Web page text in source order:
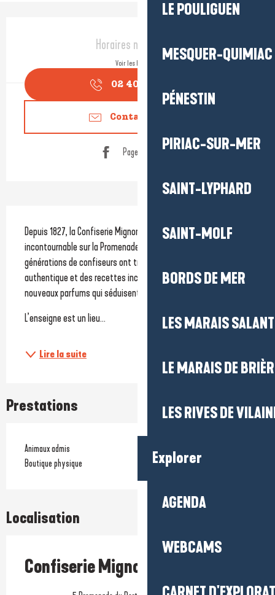
LE POULIGUEN
MESQUER-QUIMIAC
PÉNESTIN
PIRIAC-SUR-MER
SAINT-LYPHARD
SAINT-MOLF
BORDS DE MER
LES MARAIS
LE MARAIS DE
LES RIVES DE
Explorer
AGENDA
WEBCAMS
Ouverture et coordonnées
Horaires non définis
Voir les horaires
02 40 42 35
Contactez-nous
Page Facebook
Description
Depuis 1827, la Confiserie Mignon est une adresse
incontournable sur la Promenade du Port du Pouliguen. Six
générations de confiseurs ont transmis un savoir-faire
authentique et des recettes inchangées, tout en créant de
nouveaux parfums qui séduisent toutes les générations.
L’enseigne est un lieu...
Lire la suite
Prestations
Animaux admis
Boutique physique
Localisation
Confiserie Mignon